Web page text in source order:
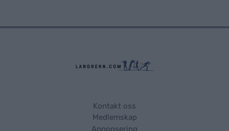
Kontakt oss
Medlemskap
Annonsering